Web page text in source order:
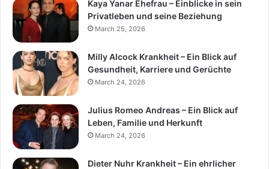
Kaya Yanar Ehefrau – Einblicke in sein
Privatleben und seine Beziehung
March 25, 2026
Milly Alcock Krankheit – Ein Blick auf
Gesundheit, Karriere und Gerüchte
March 24, 2026
Julius Romeo Andreas – Ein Blick auf
Leben, Familie und Herkunft
March 24, 2026
Dieter Nuhr Krankheit – Ein ehrlicher